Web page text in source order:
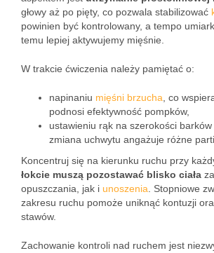
głowy aż po pięty, co pozwala stabilizować
powinien być kontrolowany, a tempo
temu lepiej aktywujemy mięśnie.
W trakcie ćwiczenia należy pamiętać o:
napinaniu mięśni brzucha , co
podnosi efektywność pompków,
ustawieniu rąk na szerokości
zmiana uchwytu angażuje różne
Koncentruj się na kierunku ruchu przy
łokcie muszą pozostawać blisko ciała
opuszczania, jak i unoszenia . Stopniowe
zakresu ruchu pomoże uniknąć kontuzji
stawów.
Zachowanie kontroli nad ruchem jest